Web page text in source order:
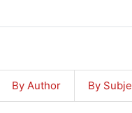
By Author By